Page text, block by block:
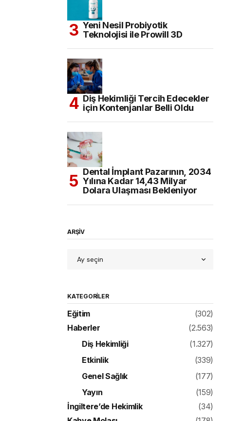
Yeni Nesil Probiyotik
Teknolojisi ile Prowill 3D
Diş Hekimliği Tercih Edecekler
için Kontenjanlar Belli Oldu
Dental İmplant Pazarının, 2034
Yılına Kadar 14,43 Milyar
Dolara Ulaşması Bekleniyor
ARŞİV
KATEGORILER
Eğitim
(302)
Haberler
(2.563)
Diş Hekimliği
(1.327)
Etkinlik
(339)
Genel Sağlık
(177)
Yayın
(159)
İngiltere’de Hekimlik
(34)